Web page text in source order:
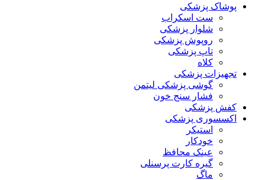
پوشاک پزشکی
ست اسکراب
شلوار پزشکی
روپوش پزشکی
تاپ پزشکی
کلاه
تجهیزات پزشکی
گوشی پزشکی لیتمن
فشار سنج خون
کفش پزشکی
اکسسوری پزشکی
استیکر
خودکار
عینک محافظ
گیره کارت پرسنلی
ماگ